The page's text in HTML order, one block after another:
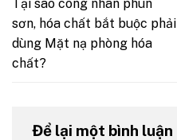
Tại sao công nhân phun
sơn, hóa chất bắt buộc phải
dùng Mặt nạ phòng hóa
chất?
Để lại một bình luận